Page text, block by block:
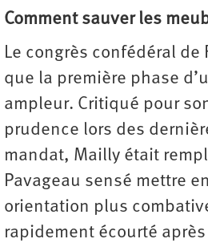
Comment sauver les
Le congrès confédéral de
que la première phase
ampleur. Critiqué pour
prudence lors des
mandat, Mailly était
Pavageau sensé mettre
orientation plus
rapidement écourté